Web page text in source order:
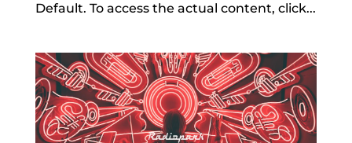
Default. To access the actual content, click...